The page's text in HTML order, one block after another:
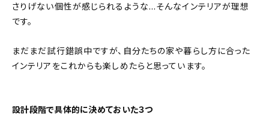
さりげない個性が感じられるような…そんなインテリアが理想
です。
まだまだ試行錯誤中ですが、自分たちの家や暮らし方に合った
インテリアをこれからも楽しめたらと思っています。
設計段階で具体的に決めておいた３つ